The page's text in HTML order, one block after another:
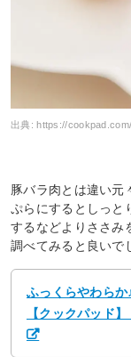
出典: https://
豚バラ肉とは違い元
ぷらにするとしっと
するなどよりささみ
調べてみると良いで
ふっくらやわら
【クックパッド